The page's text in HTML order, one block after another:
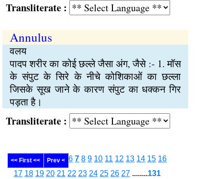
:
Annulus
वलय
पादप शरीर का कोई छल्ले जैसा अंग, जैसे :- 1. मॉस
के संपुट के सिरे के नीचे कोशिकाओं का छल्ला
जिसके सूख जाने के कारण संपुट का धक्कन गिर
पड़ता है।
:
<< First << Prev < 6 7 8 9 10 11 12 13 14 15 16
17 18 19 20 21 22 23 24 25 26 27 ........131